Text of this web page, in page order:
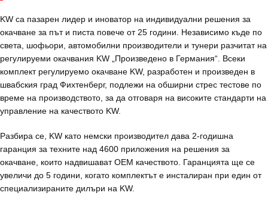
KW са пазарен лидер и иноватор на индивидуални решения за
окачване за път и писта повече от 25 години. Независимо къде по
света, шофьори, автомобилни производители и тунери разчитат на
регулируеми окачвания KW „Произведено в Германия“. Всеки
комплект регулируемо окачване KW, разработен и произведен в
швабския град Фихтенберг, подлежи на обширни стрес тестове по
време на производството, за да отговаря на високите стандарти на
управление на качеството KW.
Разбира се, KW като немски производител дава 2-годишна
гаранция за техните над 4600 приложения на решения за
окачване, които надвишават OEM качеството. Гаранцията ще се
увеличи до 5 години, когато комплектът е инсталиран при един от
специализираните дилъри на KW.